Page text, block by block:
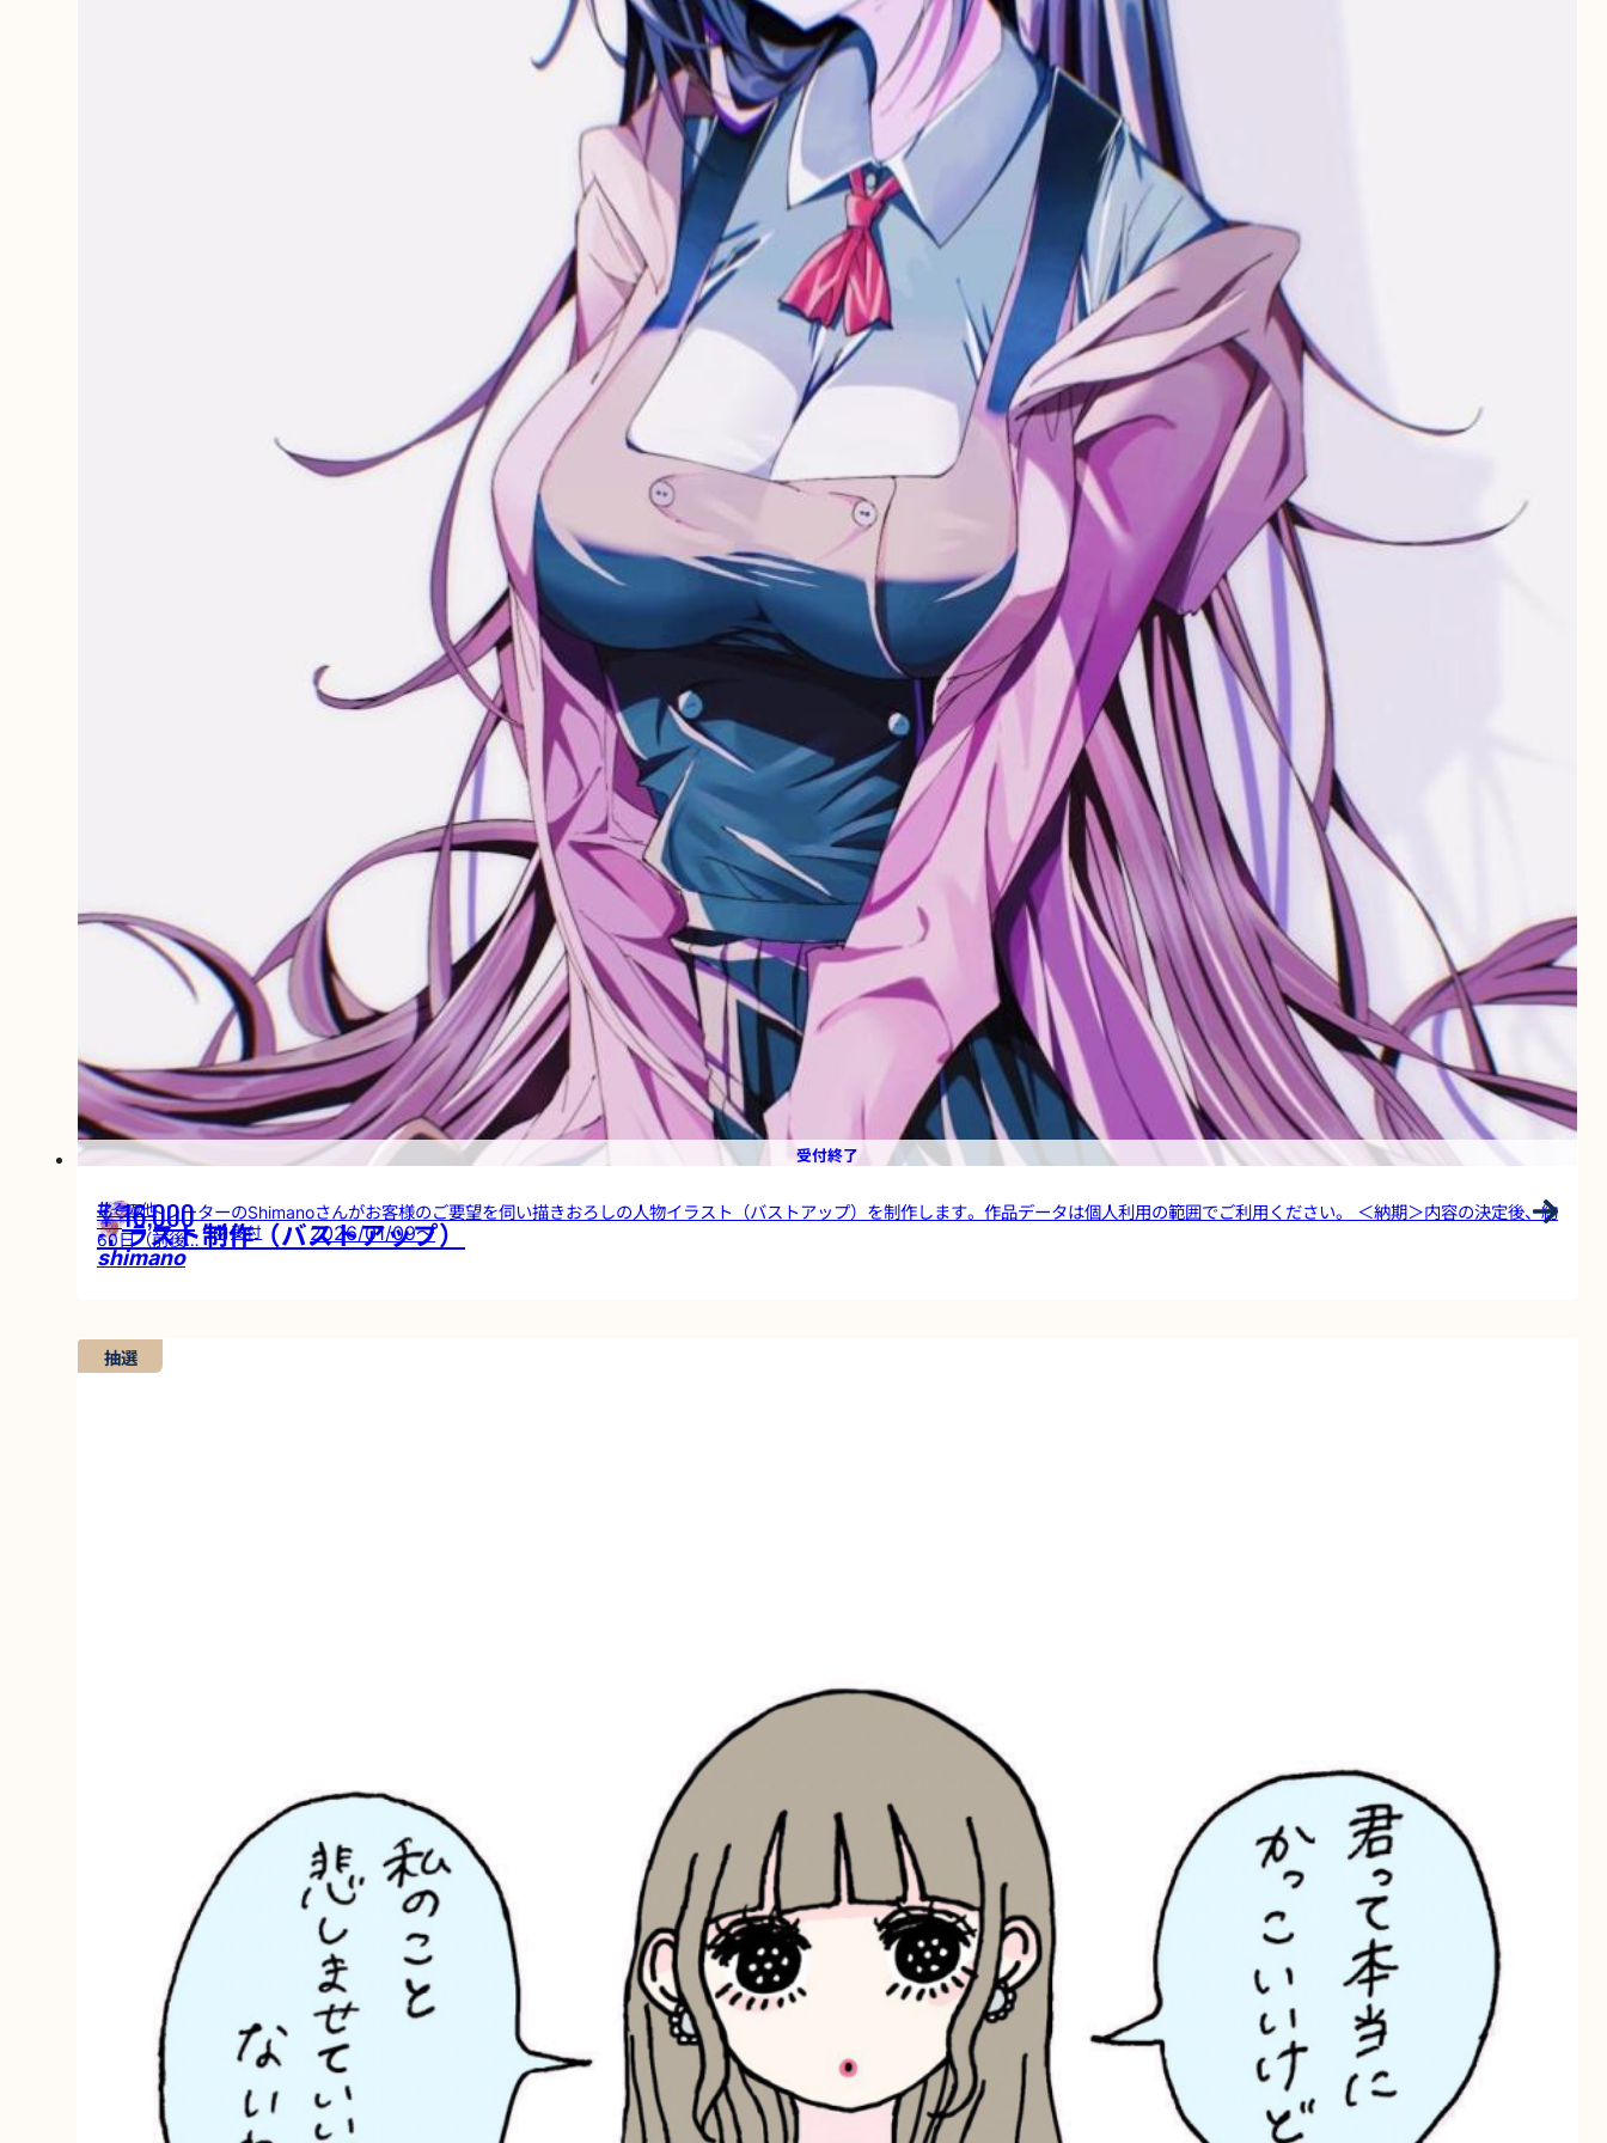
受付終了
イラスト制作（バストアップ）
shimano
イラストレーターのShimanoさんがお客様のご要望を伺い描きおろしの人物イラスト（バストアップ）を制作します。作品データは個人利用の範囲でご利用ください。 ＜納期＞内容の決定後、約
60日（前後…
その他
￥16,000 受付 2026/01/09～
抽選